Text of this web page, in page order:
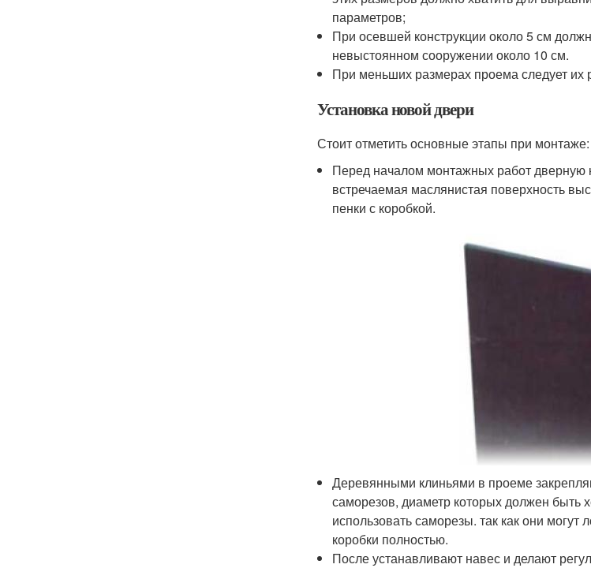
параметров;
При осевшей конструкции около 5 см
невыстоянном сооружении около 10 см.
При меньших размерах проема следует
Установка новой двери
Стоит отметить основные этапы при монтаже:
Перед началом монтажных работ дверную
встречаемая маслянистая поверхность
пенки с коробкой.
Деревянными клиньями в проеме
саморезов, диаметр которых должен быть
использовать саморезы. так как они
коробки полностью.
После устанавливают навес и делают